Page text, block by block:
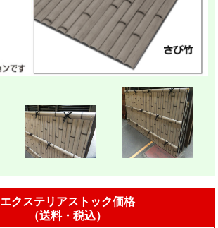
エクステリアストック価格
（送料・税込）